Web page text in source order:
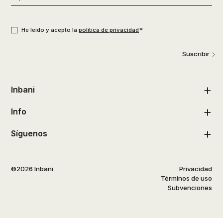
de
He leído y acepto la política de privacidad*
Suscribir
Inbani
Info
Síguenos
©2026 Inbani
Privacidad
Términos de uso
Subvenciones